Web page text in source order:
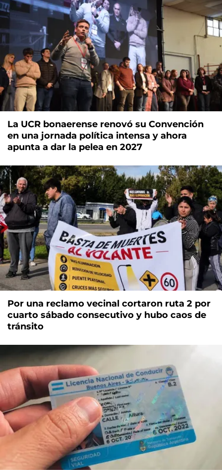
La UCR bonaerense renovó su Convención
en una jornada política intensa y ahora
apunta a dar la pelea en 2027
Por una reclamo vecinal cortaron ruta 2 por
cuarto sábado consecutivo y hubo caos de
tránsito